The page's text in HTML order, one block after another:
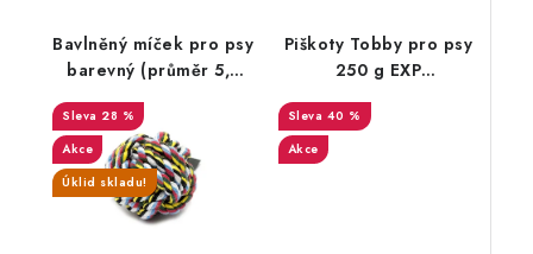
Bavlněný míček pro psy
barevný (průměr 5,5
28 %
Akce
Úklid skladu!
Piškoty Tobby pro psy
250 g EXP
40 %
Akce